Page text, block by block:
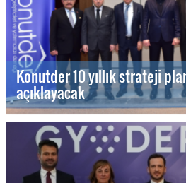
Konutder 10 yıllık strateji
açıklayacak